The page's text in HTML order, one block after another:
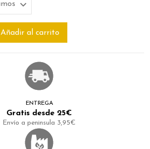
Añadir al carrito
ENTREGA
Gratis desde 25€
Envío a peninsula 3,95€